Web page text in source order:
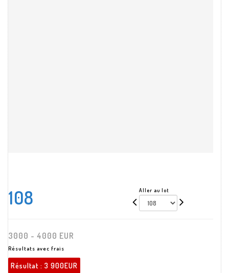
108 Aller au lot
3000 - 4000 EUR
Résultats avec frais
Résultat : 3 900EUR